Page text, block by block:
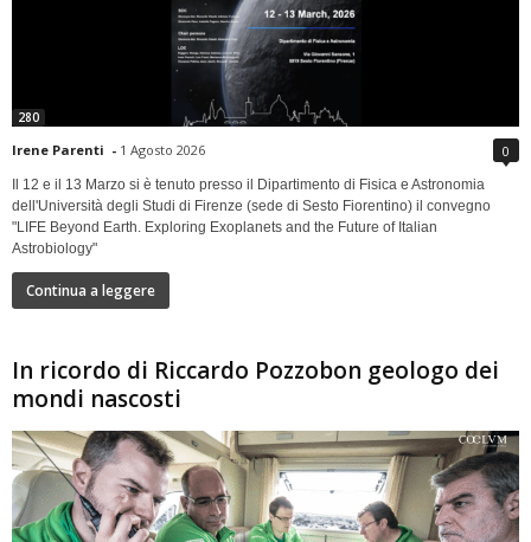
280
Irene Parenti - 1 Agosto 2026 0
Il 12 e il 13 Marzo si è tenuto presso il Dipartimento di Fisica e Astronomia
dell'Università degli Studi di Firenze (sede di Sesto Fiorentino) il convegno
"LIFE Beyond Earth. Exploring Exoplanets and the Future of Italian
Astrobiology"
Continua a leggere
In ricordo di Riccardo Pozzobon geologo dei
mondi nascosti